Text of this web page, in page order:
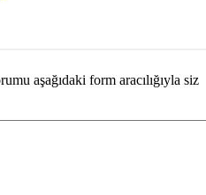
aşağıdaki form aracılığıyla siz